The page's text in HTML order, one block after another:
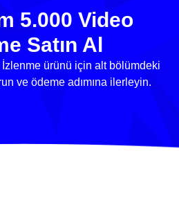
5.000 Video
Satın Al
İzlenme ürünü için alt bölümdeki
ve ödeme adımına ilerleyin.